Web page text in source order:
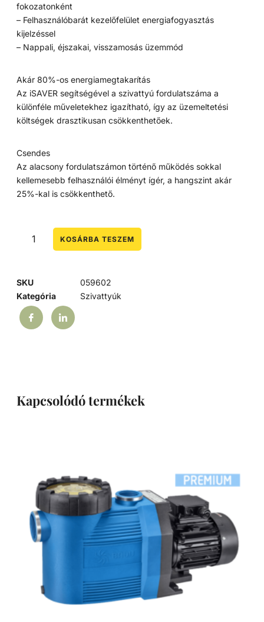
fokozatonként
– Felhasználóbarát kezelőfelület energiafogyasztás
kijelzéssel
– Nappali, éjszakai, visszamosás üzemmód
Akár 80%-os energiamegtakarítás
Az iSAVER segítségével a szivattyú fordulatszáma a
különféle műveletekhez igazítható, így az üzemeltetési
költségek drasztikusan csökkenthetőek.
Csendes
Az alacsony fordulatszámon történő működés sokkal
kellemesebb felhasználói élményt ígér, a hangszint akár
25%-kal is csökkenthető.
KOSÁRBA TESZEM
SKU
059602
Kategória
Szivattyúk
Kapcsolódó termékek